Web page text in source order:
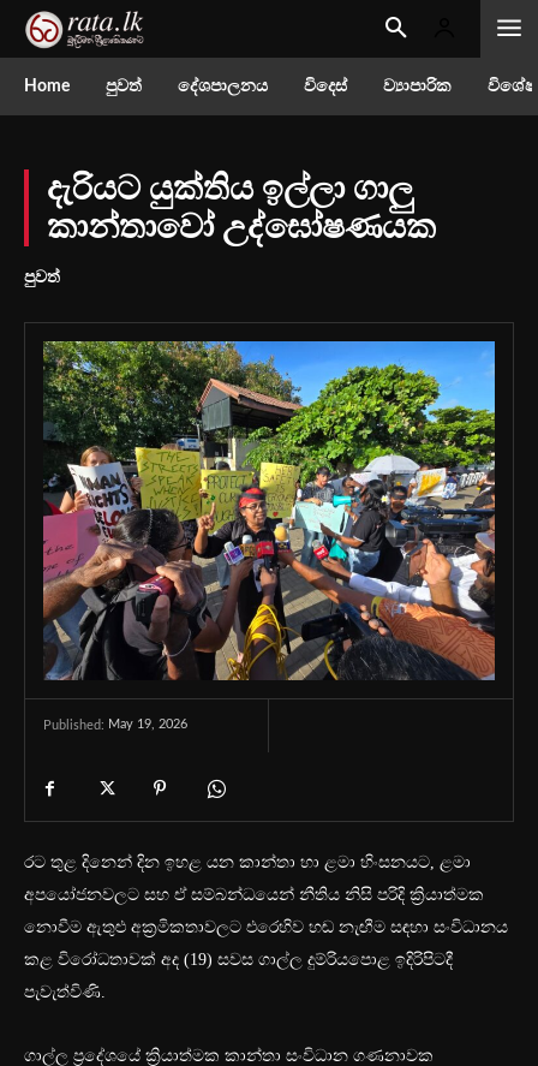
Home පුවත් දේශපාලනය විදෙස් ව්‍යාපාරික
දැරියට යුක්තිය ඉල්ලා ගාලු
කාන්තාවෝ උද්ඝෝෂණයක
පුවත්
Published: May 19, 2026
රට තුළ දිනෙන් දින ඉහළ යන කාන්තා හා ළමා හිංසනයට, ළමා
අපයෝජනවලට සහ ඒ සම්බන්ධයෙන් නීතිය නිසි පරිදි ක්‍රියාත්මක
නොවීම ඇතුළු අක්‍රමිකතාවලට එරෙහිව හඬ නැඟීම සඳහා සංවිධානය
කළ විරෝධතාවක් අද (19) සවස ගාල්ල දුම්රියපොළ ඉදිරිපිටදී
පැවැත්විණි.
ගාල්ල ප්‍රදේශයේ ක්‍රියාත්මක කාන්තා සංවිධාන ගණනාවක